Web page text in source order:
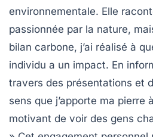
environnementale. Elle
passionnée par la nature,
bilan carbone, j’ai réalisé à
individu a un impact. En
travers des présentations et
sens que j’apporte ma pierre
motivant de voir des gens